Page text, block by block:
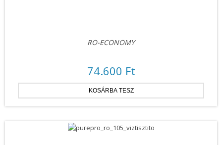
RO-ECONOMY
74.600 Ft